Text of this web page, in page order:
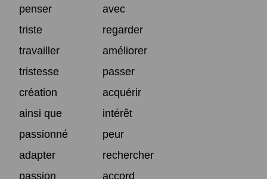
penser
avec
triste
regarder
travailler
améliorer
tristesse
passer
création
acquérir
ainsi que
intérêt
passionné
peur
adapter
rechercher
passion
accord